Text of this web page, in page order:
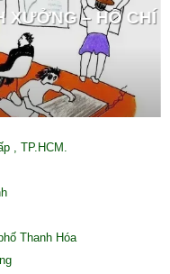
XƯỞNG – HỒ CHÍ
, TP.HCM.
Thanh Hóa